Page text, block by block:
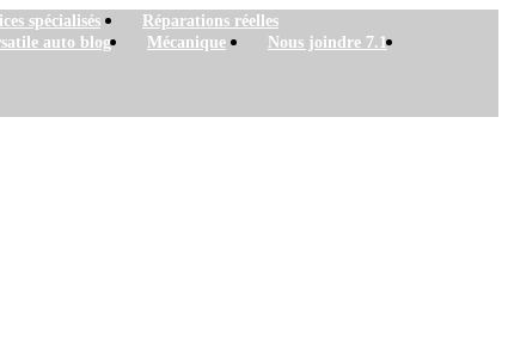
spécialisés
Réparations réelles
auto blog Mécanique Nous joindre 7.1